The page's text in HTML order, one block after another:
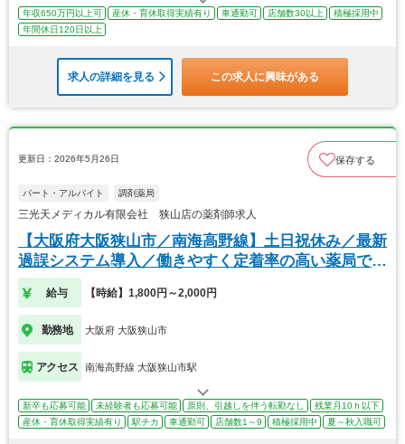
年収650万円以上可 産休・育休取得実績有り 車通勤可 店舗数30以上
積極採用中
年間休日120日以上
求人の詳細を見る この求人に興味がある
更新日：2026年5月26日 保存する
パート・アルバイト 調剤薬局
三光天メディカル有限会社 狭山店の薬剤師求人
【大阪府大阪狭山市／南海高野線】土日祝休み／最新
過誤システム導入／働きやすく定着率の高い薬局で
す！
給与 【時給】1,800円～2,000円
勤務地 大阪府 大阪狭山市
アクセス 南海高野線 大阪狭山市駅
新卒も応募可能 未経験者も応募可能 原則、引越しを伴う転勤なし
残業月10ｈ以下
産休・育休取得実績有り
駅チカ 車通勤可 店舗数1～9 積極採用中 夏～秋入職可